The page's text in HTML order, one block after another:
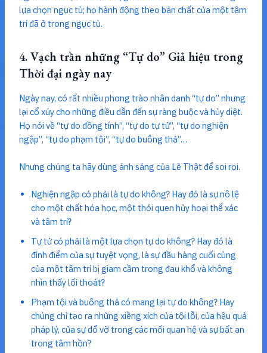
lựa chọn ngục tù; họ hành động theo bản chất của một tâm
trí đã ở trong ngục tù.
4. Vạch trần những “Tự do” Giả hiệu trong
Thời đại ngày nay
Ngày nay, có rất nhiều phong trào nhân danh “tự do” nhưng
lại cổ xúy cho những điều dẫn đến sự ràng buộc và hủy diệt.
Họ nói về “tự do đồng tính”, “tự do tự tử”, “tự do nghiện
ngập”, “tự do phạm tội”, “tự do buông thả”…
Nhưng chúng ta hãy dùng ánh sáng của Lẽ Thật để soi rọi.
Nghiện ngập có phải là tự do không? Hay đó là sự nô lệ
cho một chất hóa học, một thói quen hủy hoại thể xác
và tâm trí?
Tự tử có phải là một lựa chọn tự do không? Hay đó là
đỉnh điểm của sự tuyệt vọng, là sự đầu hàng cuối cùng
của một tâm trí bị giam cầm trong đau khổ và không
nhìn thấy lối thoát?
Phạm tội và buông thả có mang lại tự do không? Hay
chúng chỉ tạo ra những xiềng xích của tội lỗi, của hậu quả
pháp lý, của sự đổ vỡ trong các mối quan hệ và sự bất an
trong tâm hồn?